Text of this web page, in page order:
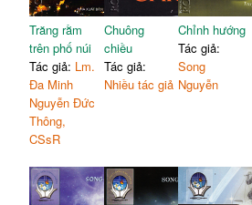
Trăng rằm
trên phố núi
Tác giả: Lm.
Đa Minh
Nguyễn Đức
Thông,
CSsR
Chuông
chiều
Tác giả:
Nhiều tác giả
Chỉnh hướng
Tác giả:
Song
Nguyễn